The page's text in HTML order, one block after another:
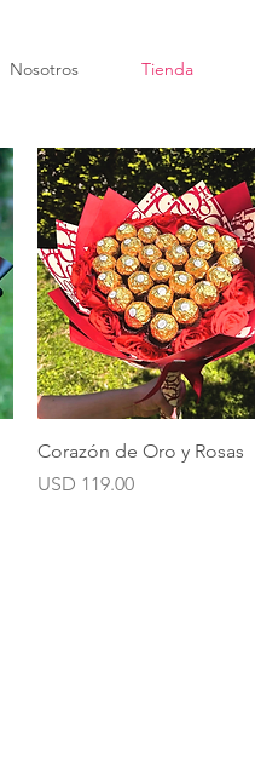
Nosotros Tienda
Vista rápida
Corazón de Oro y Rosas
Precio
USD 119.00